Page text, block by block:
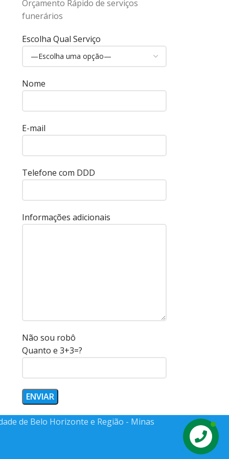
Orçamento Rápido de serviços
funerários
Escolha Qual Serviço
Nome
E-mail
Telefone com DDD
Informações adicionais
Não sou robô
Quanto e 3+3=?
de Belo Horizonte e Região - Minas
Contact us